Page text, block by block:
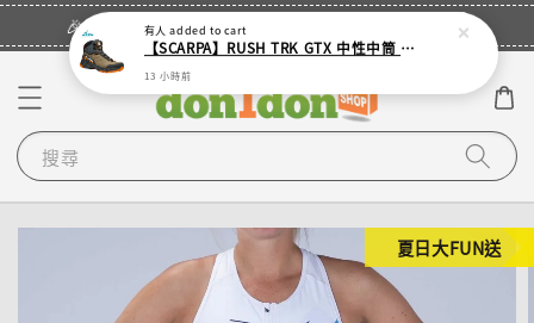
🎉登入會員・領取您的專屬折扣券！
搜尋
夏日大FUN送
有人 added to cart
【SCARPA】RUSH TRK GTX 中性中筒 GTX 登山鞋(多色)
13 小時前